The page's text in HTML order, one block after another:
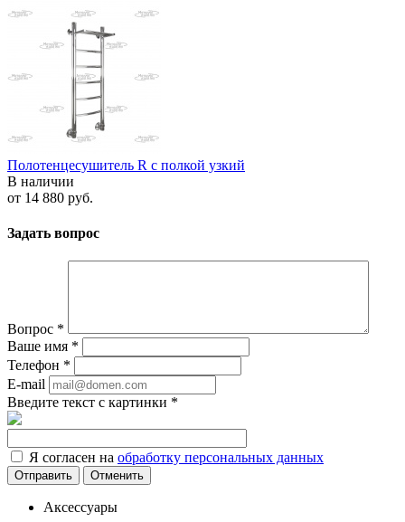
Полотенцесушитель R с полкой узкий
В наличии
от 14 880 руб.
Задать вопрос
Вопрос *
Ваше имя *
Телефон *
E-mail
Введите текст с картинки *
Я согласен на обработку персональных данных
Отменить
Аксессуары